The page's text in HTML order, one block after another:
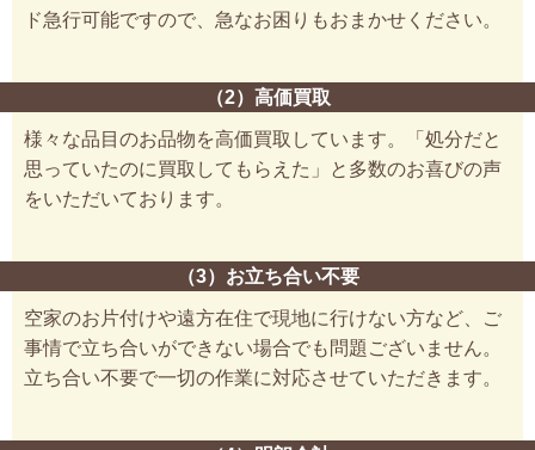
ド急行可能ですので、急なお困りもおまかせください。
（2）高価買取
様々な品目のお品物を高価買取しています。「処分だと
思っていたのに買取してもらえた」と多数のお喜びの声
をいただいております。
（3）お立ち合い不要
空家のお片付けや遠方在住で現地に行けない方など、ご
事情で立ち合いができない場合でも問題ございません。
立ち合い不要で一切の作業に対応させていただきます。